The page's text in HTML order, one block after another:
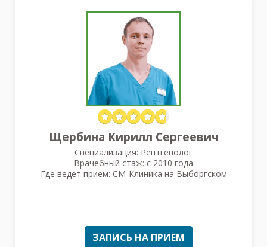
Щербина Кирилл Сергеевич
Специализация: Рентгенолог
Врачебный стаж: с 2010 года
Где ведет прием: СМ-Клиника на Выборгском
ЗАПИСЬ НА ПРИЕМ